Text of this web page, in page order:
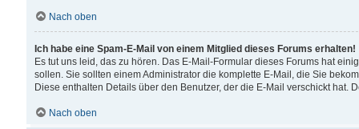
Nach oben
Ich habe eine Spam-E-Mail von einem Mitglied dieses Forums erhalten!
Es tut uns leid, das zu hören. Das E-Mail-Formular dieses Forums hat
sollen. Sie sollten einem Administrator die komplette E-Mail, die Sie
Diese enthalten Details über den Benutzer, der die E-Mail verschickt hat.
Nach oben